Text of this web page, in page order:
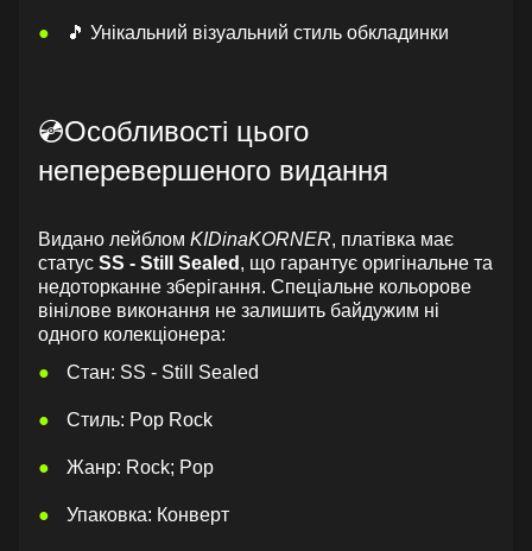
🎵 Унікальний візуальний стиль обкладинки
💿Особливості цього
неперевершеного видання
Видано лейблом KIDinaKORNER, платівка має
статус SS - Still Sealed , що гарантує оригінальне та
недоторканне зберігання. Спеціальне кольорове
вінілове виконання не залишить байдужим ні
одного колекціонера:
Стан: SS - Still Sealed
Стиль: Pop Rock
Жанр: Rock; Pop
Упаковка: Конверт